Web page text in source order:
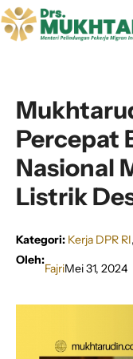
Langsung
ke
Percepat
Nasional
Listrik
Kategori: Kerja DPR RI,
Oleh:
FajriMei 31, 2024